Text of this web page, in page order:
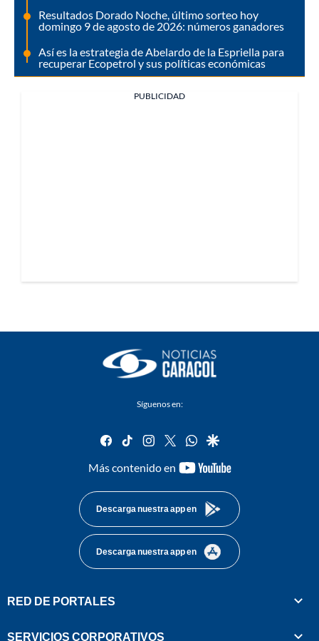
Resultados Dorado Noche, último sorteo hoy
domingo 9 de agosto de 2026: números ganadores
Así es la estrategia de Abelardo de la Espriella para
recuperar Ecopetrol y sus políticas económicas
PUBLICIDAD
Síguenos en:
facebook
tiktok instagram
twitterwhatsapp
google
Más contenido en
youtube-
Descarga nuestra app en
Descarga nuestra app en
RED DE PORTALES
SERVICIOS CORPORATIVOS